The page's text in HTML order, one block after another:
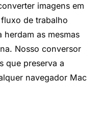
imagens em
de trabalho
as mesmas
Nosso conversor
que preserva a
navegador Mac